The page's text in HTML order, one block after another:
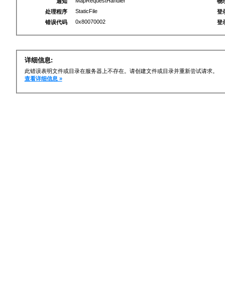
处理程序
StaticFile
错误代码
0x80070002
登
登
详细信息:
此错误表明文件或目录在服务器上不存在。请创建文件或目录并重新尝试请求。
查看详细信息 »